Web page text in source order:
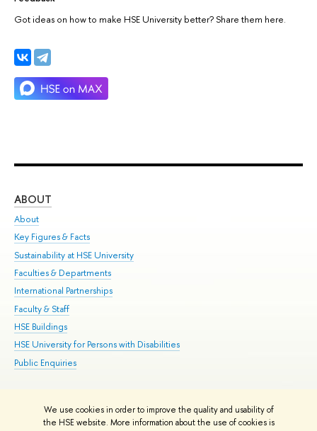
We use cookies in order to improve the quality and usability of
the HSE website. More information about the use of cookies is
Got ideas on how to make HSE University better? Share them here.
ABOUT
About
Key Figures & Facts
Sustainability at HSE University
Faculties & Departments
International Partnerships
Faculty & Staff
HSE Buildings
HSE University for Persons with Disabilities
Public Enquiries